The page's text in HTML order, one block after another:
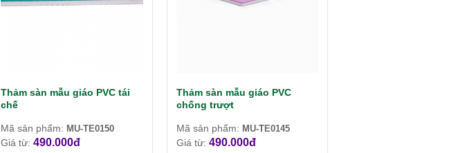
Thảm sàn mẫu giáo PVC tái
chế
Mã sản phẩm: MU-TE0150
Giá từ: 490.000đ
Thảm sàn mẫu giáo PVC
chống trượt
Mã sản phẩm: MU-TE0145
Giá từ: 490.000đ